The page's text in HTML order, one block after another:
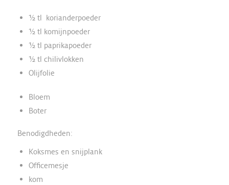
½ tl korianderpoeder
½ tl komijnpoeder
½ tl paprikapoeder
½ tl chilivlokken
Olijfolie
Bloem
Boter
Benodigdheden:
Koksmes en snijplank
Officemesje
kom